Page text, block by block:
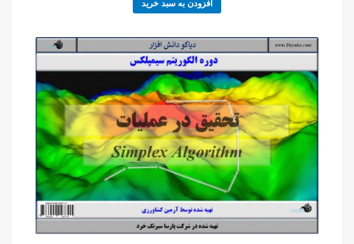
افزودن به سبد خرید